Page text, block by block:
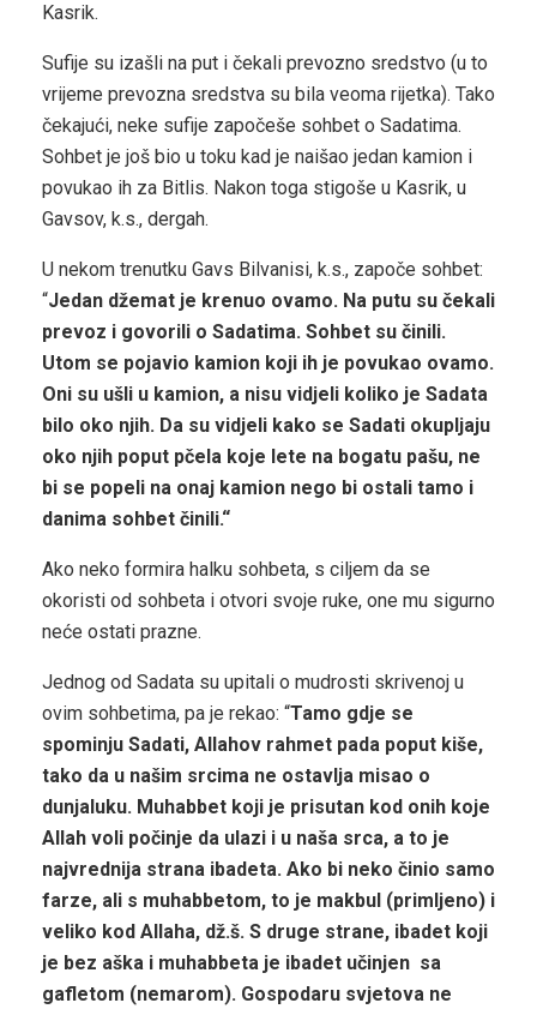
Kasrik.
Sufije su izašli na put i čekali prevozno sredstvo (u to
vrijeme prevozna sredstva su bila veoma rijetka). Tako
čekajući, neke sufije započeše sohbet o Sadatima.
Sohbet je još bio u toku kad je naišao jedan kamion i
povukao ih za Bitlis. Nakon toga stigoše u Kasrik, u
Gavsov, k.s., dergah.
U nekom trenutku Gavs Bilvanisi, k.s., započe sohbet:
“Jedan džemat je krenuo ovamo. Na putu su čekali
prevoz i govorili o Sadatima. Sohbet su činili.
Utom se pojavio kamion koji ih je povukao ovamo.
Oni su ušli u kamion, a nisu vidjeli koliko je Sadata
bilo oko njih. Da su vidjeli kako se Sadati okupljaju
oko njih poput pčela koje lete na bogatu pašu, ne
bi se popeli na onaj kamion nego bi ostali tamo i
danima sohbet činili.“
Ako neko formira halku sohbeta, s ciljem da se
okoristi od sohbeta i otvori svoje ruke, one mu sigurno
neće ostati prazne.
Jednog od Sadata su upitali o mudrosti skrivenoj u
ovim sohbetima, pa je rekao: “Tamo gdje se
spominju Sadati, Allahov rahmet pada poput kiše,
tako da u našim srcima ne ostavlja misao o
dunjaluku. Muhabbet koji je prisutan kod onih koje
Allah voli počinje da ulazi i u naša srca, a to je
najvrednija strana ibadeta. Ako bi neko činio samo
farze, ali s muhabbetom, to je makbul (primljeno) i
veliko kod Allaha, dž.š. S druge strane, ibadet koji
je bez aška i muhabbeta je ibadet učinjen sa
gafletom (nemarom). Gospodaru svjetova ne